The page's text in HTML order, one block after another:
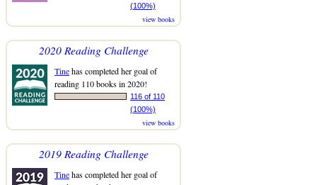
(100%)
view books
2020 Reading Challenge
Tinehas completed her goal of
reading 110 books in 2020!
116 of 110
(100%)
view books
2019 Reading Challenge
Tinehas completed her goal of